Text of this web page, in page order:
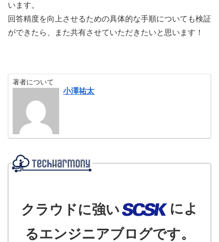
います。
回答精度を向上させるための具体的な手順についても検証
ができたら、また共有させていただきたいと思います！
著者について
小澤祐太
クラウドに強い
によ
るエンジニアブログです。